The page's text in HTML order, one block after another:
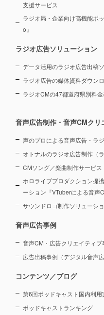
支援サービス
ラジオ局・企業向け高機能ポ
o』
ラジオ広告ソリューション
データ活用のラジオ広告出稿
ラジオ広告の媒体資料ダウン
ラジオCMの47都道府県別料
音声広告制作・音声CMクリ
声のプロによる音声広告・ラ
オトナルのラジオ広告制作（
CMソング／楽曲制作サービス
ホロライブプロダクション提
ーション 『VTuberによる音声
サウンドロゴ制作ソリューシ
音声広告事例
音声CM・広告クリエイティブ
広告出稿事例（デジタル音声広
コンテンツ／ブログ
第6回ポッドキャスト国内利用
ポッドキャストランキング